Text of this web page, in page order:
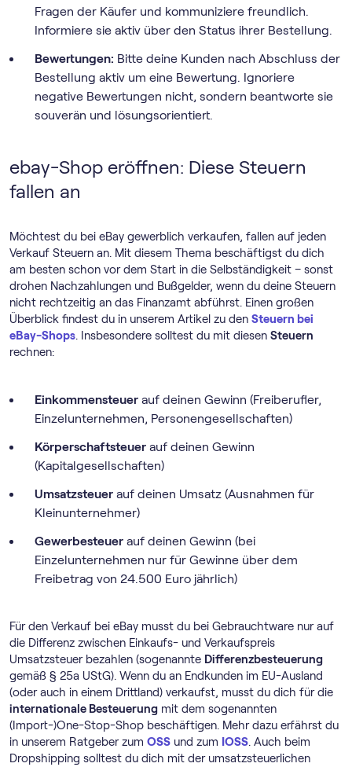
Fragen der Käufer und kommuniziere freundlich.
Informiere sie aktiv über den Status ihrer Bestellung.
Bewertungen: Bitte deine Kunden nach Abschluss der
Bestellung aktiv um eine Bewertung. Ignoriere
negative Bewertungen nicht, sondern beantworte sie
souverän und lösungsorientiert.
ebay-Shop eröffnen: Diese Steuern
fallen an
Möchtest du bei eBay gewerblich verkaufen, fallen auf jeden
Verkauf Steuern an. Mit diesem Thema beschäftigst du dich
am besten schon vor dem Start in die Selbständigkeit – sonst
drohen Nachzahlungen und Bußgelder, wenn du deine Steuern
nicht rechtzeitig an das Finanzamt abführst. Einen großen
Überblick findest du in unserem Artikel zu den Steuern bei
eBay-Shops. Insbesondere solltest du mit diesen Steuern
rechnen:
Einkommensteuer auf deinen Gewinn (Freiberufler,
Einzelunternehmen, Personengesellschaften)
Körperschaftsteuer auf deinen Gewinn
(Kapitalgesellschaften)
Umsatzsteuer auf deinen Umsatz (Ausnahmen für
Kleinunternehmer)
Gewerbesteuer auf deinen Gewinn (bei
Einzelunternehmen nur für Gewinne über dem
Freibetrag von 24.500 Euro jährlich)
Für den Verkauf bei eBay musst du bei Gebrauchtware nur auf
die Differenz zwischen Einkaufs- und Verkaufspreis
Umsatzsteuer bezahlen (sogenannte Differenzbesteuerung
gemäß § 25a UStG). Wenn du an Endkunden im EU-Ausland
(oder auch in einem Drittland) verkaufst, musst du dich für die
internationale Besteuerung mit dem sogenannten
(Import-)One-Stop-Shop beschäftigen. Mehr dazu erfährst du
in unserem Ratgeber zum OSS und zum IOSS. Auch beim
Dropshipping solltest du dich mit der umsatzsteuerlichen